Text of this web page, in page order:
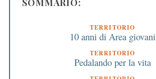
SOMMARIO:
TERRITORIO
10 anni di Area giovani
TERRITORIO
Pedalando per la vita